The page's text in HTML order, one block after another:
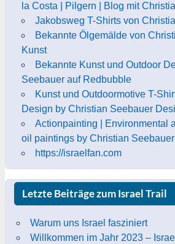
la Costa | Pilgern | Blog mit
Jakobsweg T-Shirts von
Bekannte Ölgemälde von
Kunst
Bekannte Kunst und Outdoor
Seebauer auf Redbubble
Kunst und Outdoormotive T-
Design by Christian Seebauer
Actionpainting | Environmental
oil paintings by Christian Seebauer
https://israelfan.com
Letzte Beiträge zum Israel Trail
Warum uns Israel fasziniert
Willkommen im Jahr 2023 –